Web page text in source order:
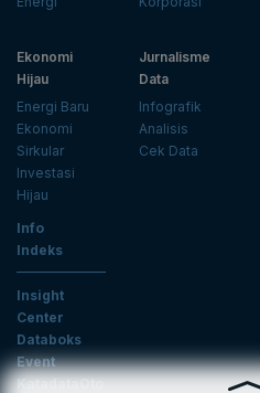
Ekonomi
Hijau
Energi Baru
Ekonomi
Sirkular
Investasi
Hijau
Jurnalisme
Data
Infografik
Analisis
Cek Data
Info
Indeks
Insight
Center
Databoks
Event
KatadataOto